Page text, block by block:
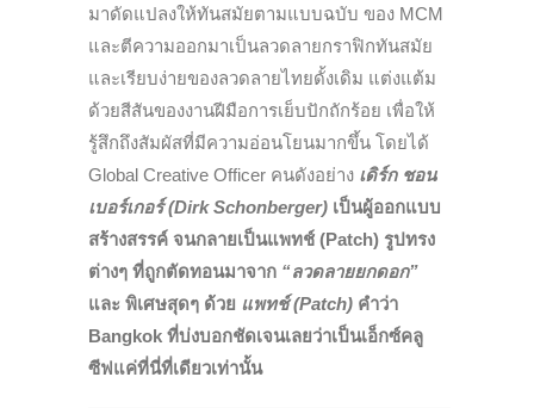
มาดัดแปลงให้ทันสมัยตามแบบฉบับ ของ MCM
และตีความออกมาเป็นลวดลายกราฟิกทันสมัย
และเรียบง่ายของลวดลายไทยดั้งเดิม แต่งแต้ม
ด้วยสีสันของงานฝีมือการเย็บปักถักร้อย เพื่อให้
รู้สึกถึงสัมผัสที่มีความอ่อนโยนมากขึ้น โดยได้
Global Creative Officer คนดังอย่าง เดิร์ก ชอน
เบอร์เกอร์ (Dirk Schonberger) เป็นผู้ออกแบบ
สร้างสรรค์ จนกลายเป็นแพทช์ (Patch) รูปทรง
ต่างๆ ที่ถูกตัดทอนมาจาก “ลวดลายยกดอก”
และ พิเศษสุดๆ ด้วย แพทช์ (Patch) คำว่า
Bangkok ที่บ่งบอกชัดเจนเลยว่าเป็นเอ็กซ์คลู
ซีฟแค่ที่นี่ที่เดียวเท่านั้น